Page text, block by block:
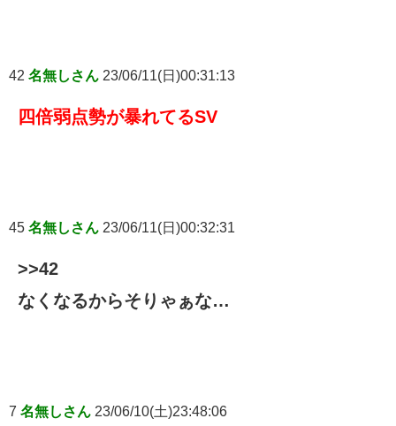
42 名無しさん 23/06/11(日)00:31:13
四倍弱点勢が暴れてるSV
45 名無しさん 23/06/11(日)00:32:31
>>42
なくなるからそりゃぁな…
7 名無しさん 23/06/10(土)23:48:06